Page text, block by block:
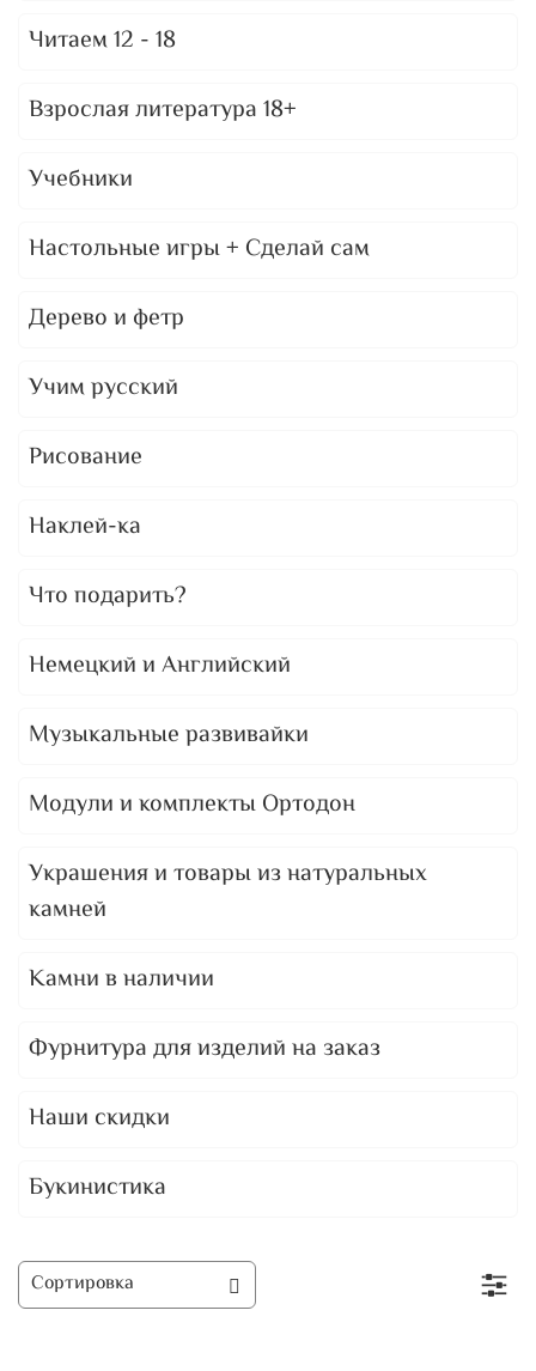
Читаем 12 - 18
Взрослая литература 18+
Учебники
Настольные игры + Сделай сам
Дерево и фетр
Учим русский
Рисование
Наклей-ка
Что подарить?
Немецкий и Английский
Музыкальные развивайки
Модули и комплекты Ортодон
Украшения и товары из натуральных
камней
Камни в наличии
Фурнитура для изделий на заказ
Наши скидки
Букинистика